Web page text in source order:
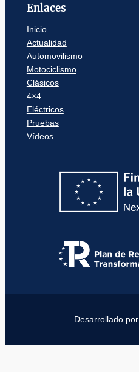
Enlaces
Inicio
Actualidad
Automovilismo
Motociclismo
Clásicos
4×4
Eléctricos
Pruebas
Vídeos
Desarrollado por